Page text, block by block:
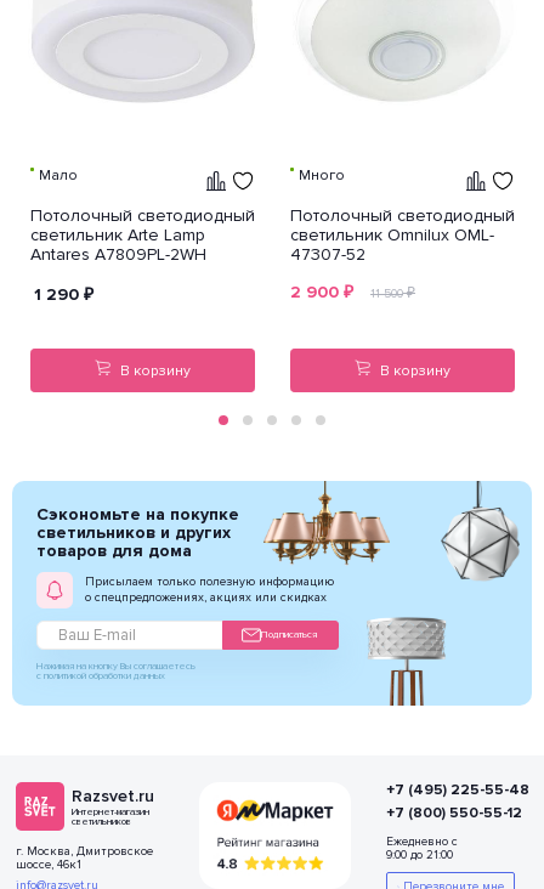
Мало
Потолочный светодиодный
светильник Arte Lamp
Antares A7809PL-2WH
1 290 ₽
В корзину
Много
Потолочный светодиодный
светильник Omnilux OML-
47307-52
2 900 ₽ 11 500₽
В корзину
Сэкономьте на покупке
светильников и других
товаров для дома
Присылаем только полезную информацию
о спецпредложениях, акциях или скидках
Подписаться
Нажимая на кнопку Вы соглашаетесь
с политикой обработки данных
Razsvet.ru
Интернет-магазин
светильников
г. Москва, Дмитровское
шоссе, 46к1
info@razsvet.ru
+7 (495) 225-55-48
+7 (800) 550-55-12
Ежедневно с
9:00 до 21:00